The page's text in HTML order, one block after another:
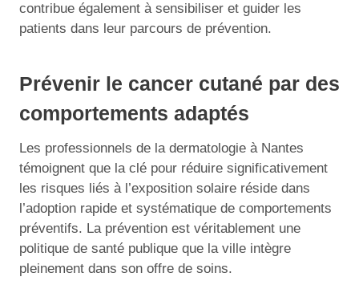
contribue également à sensibiliser et guider les
patients dans leur parcours de prévention.
Prévenir le cancer cutané par des
comportements adaptés
Les professionnels de la dermatologie à Nantes
témoignent que la clé pour réduire significativement
les risques liés à l’exposition solaire réside dans
l’adoption rapide et systématique de comportements
préventifs. La prévention est véritablement une
politique de santé publique que la ville intègre
pleinement dans son offre de soins.